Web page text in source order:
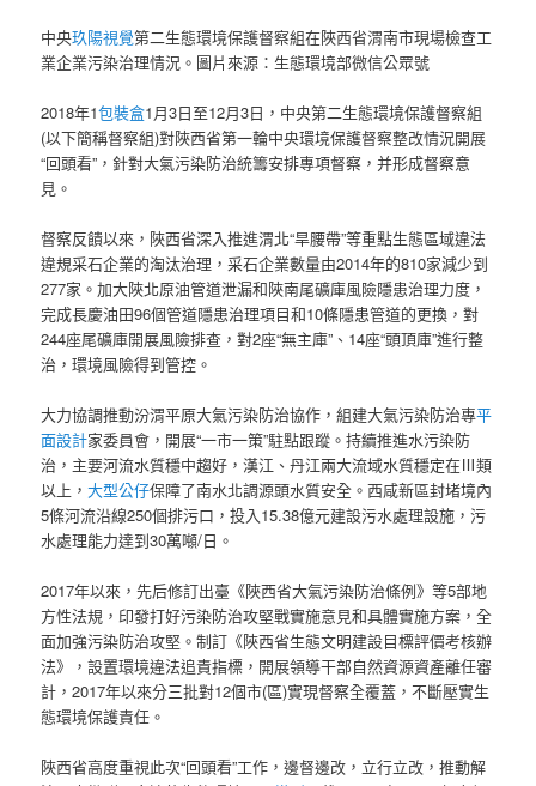
中央玖陽視覺第二生態環境保護督察組在陜西省渭南市現場檢查工
業企業污染治理情況。圖片來源：生態環境部微信公眾號
2018年1包裝盒1月3日至12月3日，中央第二生態環境保護督察組
(以下簡稱督察組)對陜西省第一輪中央環境保護督察整改情況開展
“回頭看”，針對大氣污染防治統籌安排專項督察，并形成督察意
見。
督察反饋以來，陜西省深入推進渭北“旱腰帶”等重點生態區域違法
違規采石企業的淘汰治理，采石企業數量由2014年的810家減少到
277家。加大陜北原油管道泄漏和陜南尾礦庫風險隱患治理力度，
完成長慶油田96個管道隱患治理項目和10條隱患管道的更換，對
244座尾礦庫開展風險排查，對2座“無主庫”、14座“頭頂庫”進行整
治，環境風險得到管控。
大力協調推動汾渭平原大氣污染防治協作，組建大氣污染防治專平
面設計家委員會，開展“一市一策”駐點跟蹤。持續推進水污染防
治，主要河流水質穩中趨好，漢江、丹江兩大流域水質穩定在Ⅲ類
以上，大型公仔保障了南水北調源頭水質安全。西咸新區封堵境內
5條河流沿線250個排污口，投入15.38億元建設污水處理設施，污
水處理能力達到30萬噸/日。
2017年以來，先后修訂出臺《陜西省大氣污染防治條例》等5部地
方性法規，印發打好污染防治攻堅戰實施意見和具體實施方案，全
面加強污染防治攻堅。制訂《陜西省生態文明建設目標評價考核辦
法》，設置環境違法追責指標，開展領導干部自然資源資產離任審
計，2017年以來分三批對12個市(區)實現督察全覆蓋，不斷壓實生
態環境保護責任。
陜西省高度重視此次“回頭看”工作，邊督邊改，立行立改，推動解